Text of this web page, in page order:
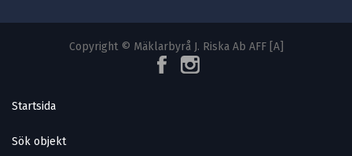
Copyright © Mäklarbyrå J. Riska Ab AFF [A]
Startsida
Sök objekt